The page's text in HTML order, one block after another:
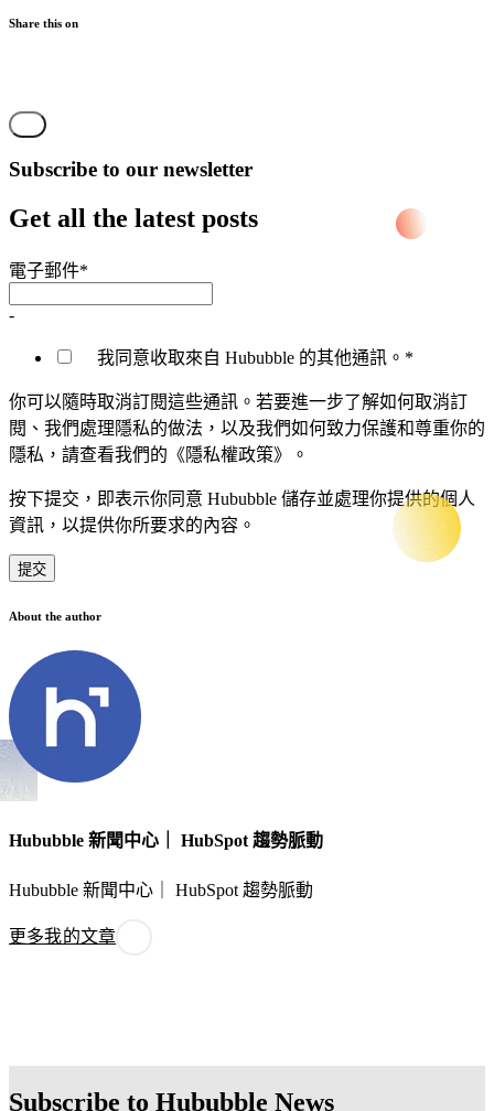
Share this on
Subscribe to our newsletter
Get all the latest posts
電子郵件*
-
我同意收取來自 Hububble 的其他通訊。 *
你可以隨時取消訂閱這些通訊。若要進一步了解如何取消訂
閱、我們處理隱私的做法，以及我們如何致力保護和尊重你的
隱私，請查看我們的《隱私權政策》。
按下提交，即表示你同意 Hububble 儲存並處理你提供的個人
資訊，以提供你所要求的內容。
About the author
Hububble 新聞中心｜ HubSpot 趨勢脈動
Hububble 新聞中心｜ HubSpot 趨勢脈動
更多我的文章
Subscribe to Hububble News